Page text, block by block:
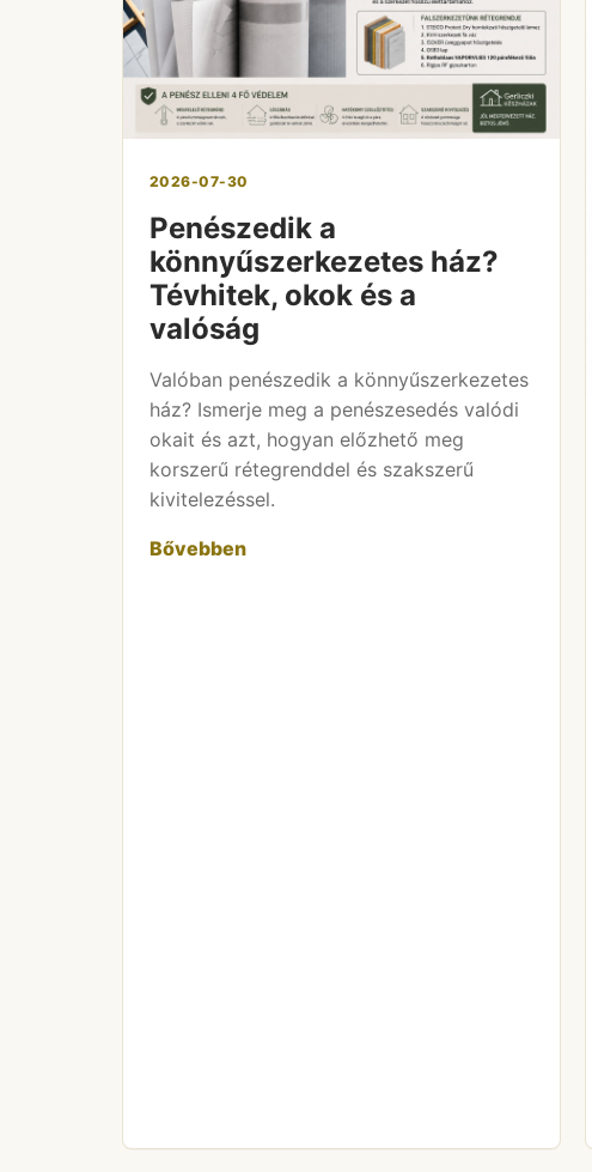
2026-07-30
Penészedik a
könnyűszerkezetes ház?
Tévhitek, okok és a
valóság
Valóban penészedik a könnyűszerkezetes
ház? Ismerje meg a penészesedés valódi
okait és azt, hogyan előzhető meg
korszerű rétegrenddel és szakszerű
kivitelezéssel.
Bővebben